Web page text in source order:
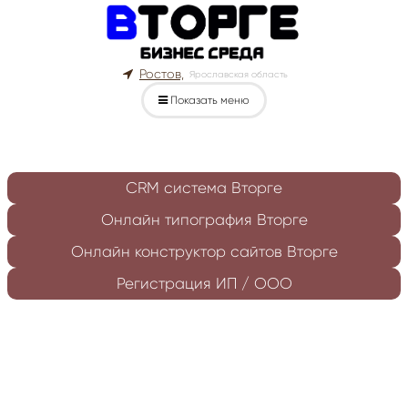
Ростов, Ярославская область
Показать меню
CRM система Вторге
Онлайн типография Вторге
Онлайн конструктор сайтов Вторге
Регистрация ИП / ООО